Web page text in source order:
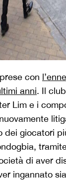
con
anni. Il
Lim e i
dei giocatori
di aver
ingannato